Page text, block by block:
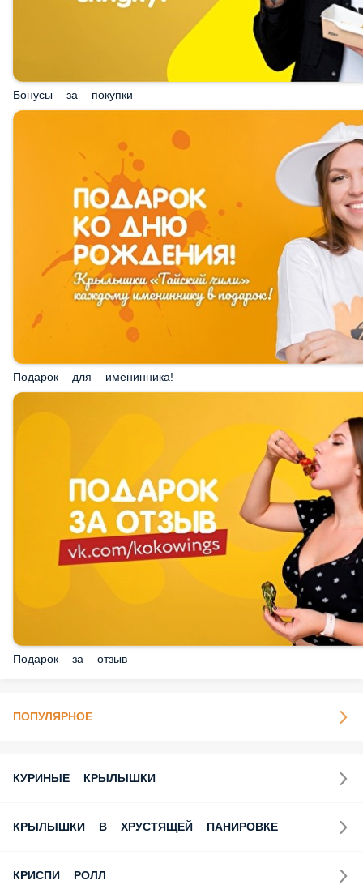
Бонусы за покупки
Подарок для именинника!
Подарок за отзыв
ПОПУЛЯРНОЕ
КУРИНЫЕ КРЫЛЫШКИ
КРЫЛЫШКИ В ХРУСТЯЩЕЙ ПАНИРОВКЕ
КРИСПИ РОЛЛ